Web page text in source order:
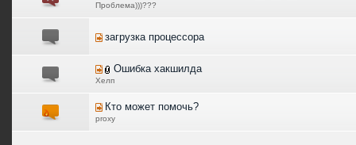
Проблема)))???
загрузка процессора
Ошибка хакшилда
Хелп
Кто может помочь?
proxy